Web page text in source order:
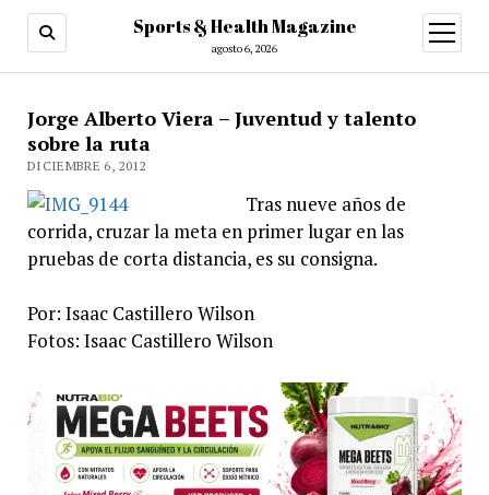
Sports & Health Magazine
agosto 6, 2026
abrir
menú
Jorge Alberto Viera – Juventud y talento
sobre la ruta
DICIEMBRE 6, 2012
Tras nueve años de
corrida, cruzar la meta en primer lugar en las
pruebas de corta distancia, es su consigna.
Por: Isaac Castillero Wilson
Fotos: Isaac Castillero Wilson